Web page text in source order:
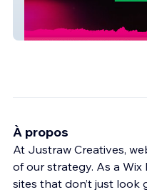
Justraw Creatives
À propos
At Justraw Creatives,
of our strategy. As a Wix
sites that don’t just